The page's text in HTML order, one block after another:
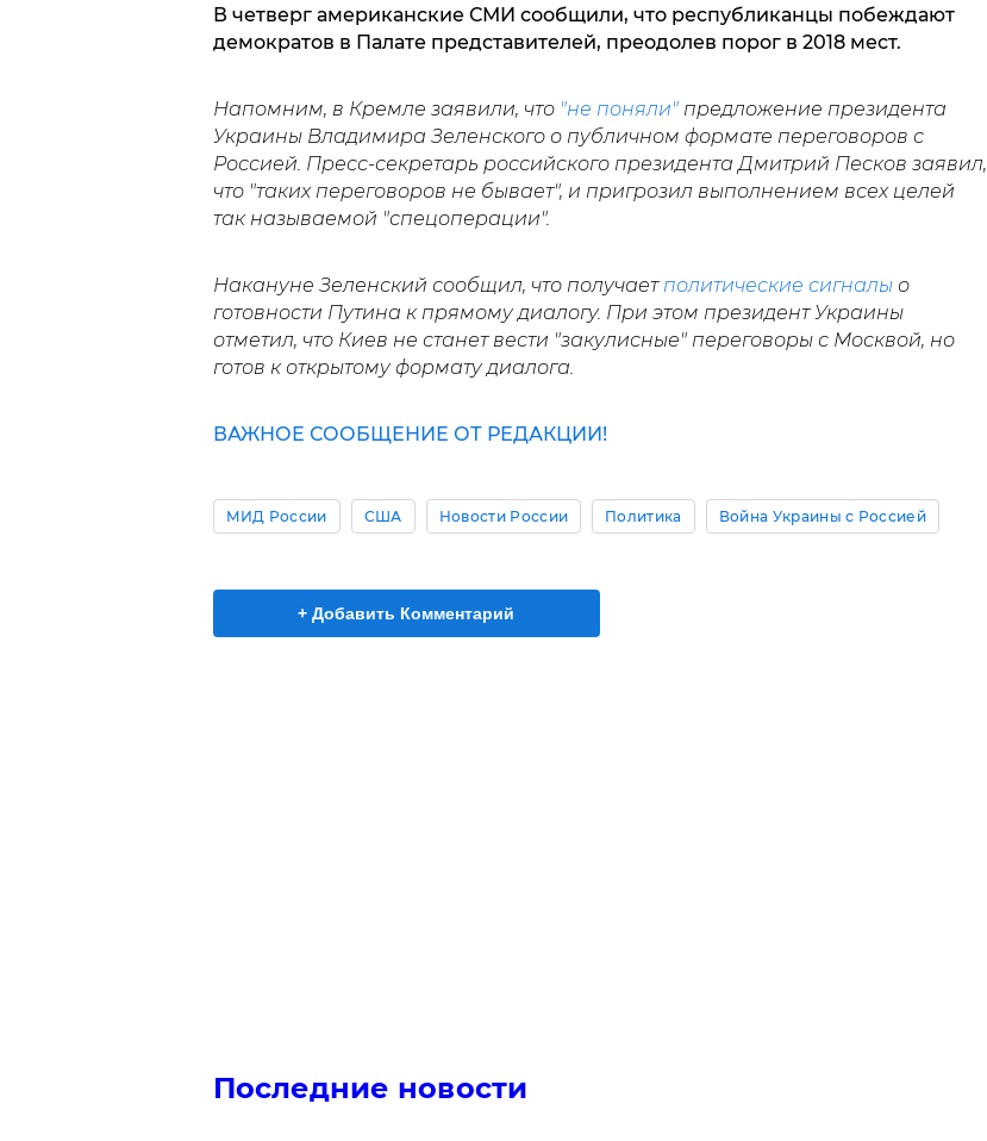
В четверг американские СМИ сообщили, что республиканцы побеждают
демократов в Палате представителей, преодолев порог в 2018 мест.
Напомним, в Кремле заявили, что"не поняли"предложение президента
Украины Владимира Зеленского о публичном формате переговоров с
Россией. Пресс-секретарь российского президента Дмитрий Песков заявил,
что "таких переговоров не бывает", и пригрозил выполнением всех целей
так называемой "спецоперации".
Накануне Зеленский сообщил, что получает политические сигналыо
готовности Путина к прямому диалогу. При этом президент Украины
отметил, что Киев не станет вести "закулисные" переговоры с Москвой, но
готов к открытому формату диалога.
ВАЖНОЕ СООБЩЕНИЕ ОТ РЕДАКЦИИ!
МИД России США Новости России Политика Война Украины с Россией
+ Добавить Комментарий
Последние новости